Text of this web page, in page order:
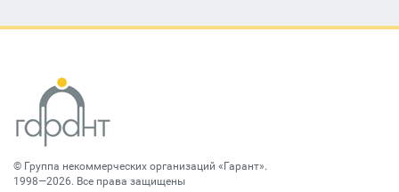
© Группа некоммерческих организаций «Гарант».
1998—2026. Все права защищены